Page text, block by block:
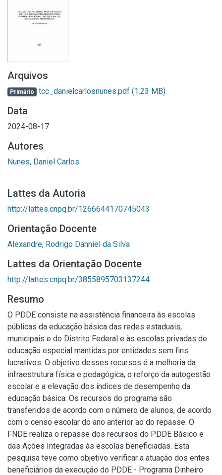
Arquivos
Primário tcc_danielcarlosnunes.pdf (1.23 MB)
Data
2024-08-17
Autores
Nunes, Daniel Carlos
Lattes da Autoria
http://lattes.cnpq.br/1266644170745043
Orientação Docente
Alexandre, Rodrigo Danniel da Silva
Lattes da Orientação Docente
http://lattes.cnpq.br/3855895703137244
Resumo
O PDDE consiste na assistência financeira às escolas
públicas da educação básica das redes estaduais,
municipais e do Distrito Federal e às escolas privadas de
educação especial mantidas por entidades sem fins
lucrativos. O objetivo desses recursos é a melhoria da
infraestrutura física e pedagógica, o reforço da autogestão
escolar e a elevação dos índices de desempenho da
educação básica. Os recursos do programa são
transferidos de acordo com o número de alunos, de acordo
com o censo escolar do ano anterior ao do repasse. O
FNDE realiza o repasse dos recursos do PDDE Básico e
das Ações Integradas às escolas beneficiadas. Esta
pesquisa teve como objetivo verificar a atuação dos entes
beneficiários da execução do PDDE - Programa Dinheiro